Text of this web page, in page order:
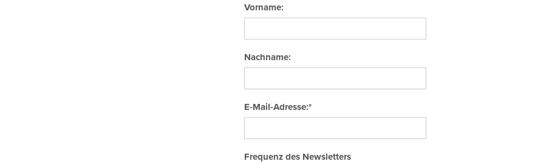
Vorname:
Nachname:
E-Mail-Adresse:*
Frequenz des Newsletters